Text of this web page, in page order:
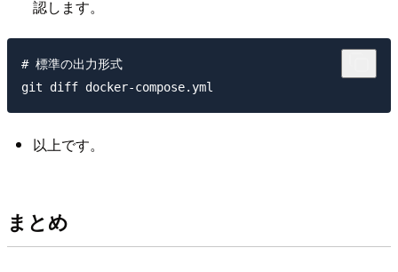
認します。
# 標準の出力形式
以上です。
まとめ